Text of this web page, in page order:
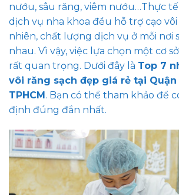
nướu, sâu răng, viêm nướu…Thực
dịch vụ nha khoa đều hỗ trợ cạo
nhiên, chất lượng dịch vụ ở mỗi nơi
nhau. Vì vậy, việc lựa chọn một cơ
rất quan trọng. Dưới đây là Top 7
vôi răng sạch đẹp giá rẻ tại
TPHCM. Bạn có thể tham khảo để
định đúng đắn nhất.